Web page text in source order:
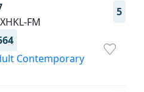
5
FM
Contemporary